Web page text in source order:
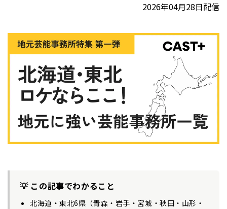
2026年04月28日配信
💡 この記事でわかること
北海道・東北6県（青森・岩手・宮城・秋田・山形・